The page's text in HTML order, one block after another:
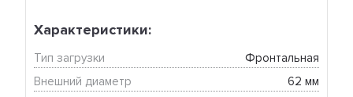
Характеристики:
Тип загрузки
Фронтальная
Внешний диаметр
62 мм